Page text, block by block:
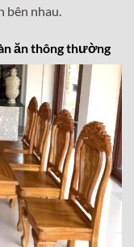
bên nhau.
ăn thông thường